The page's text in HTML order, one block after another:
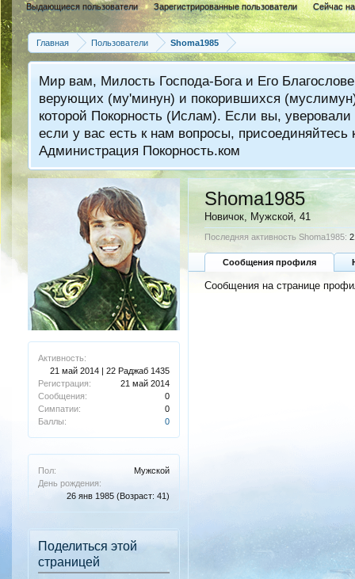
Выдающиеся пользователи Зарегистрированные пользователи Сейчас
Новые сообщения профиля
Главная
Пользователи Shoma1985
Мир вам, Милость Господа-Бога и Его
верующих (му'минун) и покорившихся
которой Покорность (Ислам). Если вы,
если у вас есть к нам вопросы,
Администрация Покорность.ком
Активность:
21 май 2014 | 22 Раджаб 1435
Регистрация:
21 май 2014
Сообщения:
0
Симпатии:
0
Баллы:
0
Пол:
Мужской
День рождения:
26 янв 1985 (Возраст: 41)
Поделиться этой
страницей
Shoma1985
Новичок , Мужской, 41
Последняя активность Shoma1985:
Сообщения профиля
Сообщения на странице